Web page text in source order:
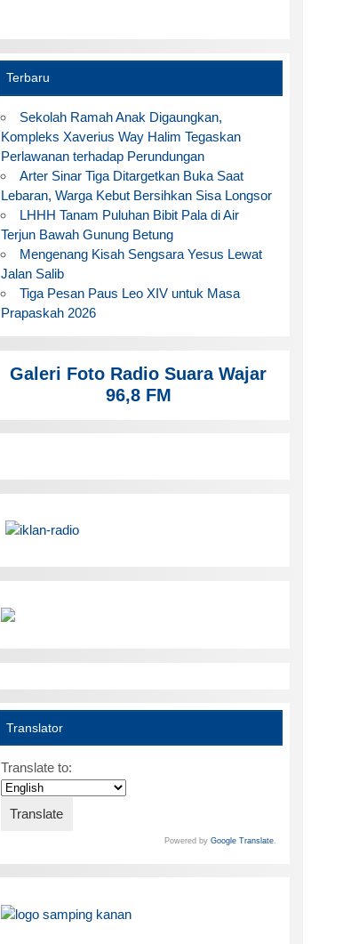
Terbaru
Sekolah Ramah Anak Digaungkan,
Kompleks Xaverius Way Halim Tegaskan
Perlawanan terhadap Perundungan
Arter Sinar Tiga Ditargetkan Buka Saat
Lebaran, Warga Kebut Bersihkan Sisa Longsor
LHHH Tanam Puluhan Bibit Pala di Air
Terjun Bawah Gunung Betung
Mengenang Kisah Sengsara Yesus Lewat
Jalan Salib
Tiga Pesan Paus Leo XIV untuk Masa
Prapaskah 2026
Galeri Foto Radio Suara Wajar
96,8 FM
Translator
Translate to:
Powered by Google Translate.